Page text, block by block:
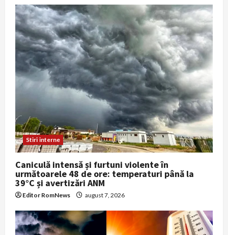
Stiri interne
Caniculă intensă și furtuni violente în
următoarele 48 de ore: temperaturi până la
39°C și avertizări ANM
Editor RomNews august 7, 2026